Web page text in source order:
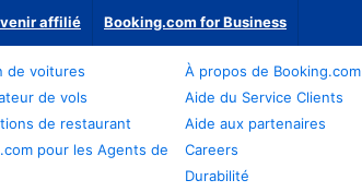
affilié Booking.com for Business
de voitures
de vols
de restaurant
pour les Agents de
À propos de Booking.com
Aide du Service Clients
Aide aux partenaires
Careers
Durabilité